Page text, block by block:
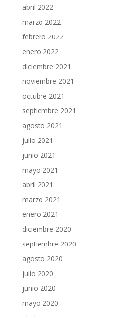
abril 2022
marzo 2022
febrero 2022
enero 2022
diciembre 2021
noviembre 2021
octubre 2021
septiembre 2021
agosto 2021
julio 2021
junio 2021
mayo 2021
abril 2021
marzo 2021
enero 2021
diciembre 2020
septiembre 2020
agosto 2020
julio 2020
junio 2020
mayo 2020